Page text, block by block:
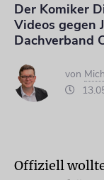
Der Komiker
Videos gegen
Dachverband
von
Offiziell